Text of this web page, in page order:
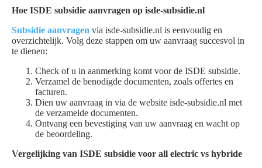
Hoe ISDE subsidie aanvragen op isde-subsidie.nl
Subsidie aanvragen via isde-subsidie.nl is eenvoudig en
overzichtelijk. Volg deze stappen om uw aanvraag succesvol in
te dienen:
Check of u in aanmerking komt voor de ISDE subsidie.
Verzamel de benodigde documenten, zoals offertes en
facturen.
Dien uw aanvraag in via de website isde-subsidie.nl met
de verzamelde documenten.
Ontvang een bevestiging van uw aanvraag en wacht op
de beoordeling.
Vergelijking van ISDE subsidie voor all electric vs hybride